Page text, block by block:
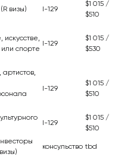
визы) I-129
$1 015 /
$510
искусстве,
спорте
I-129
$1 015 /
$530
артистов,
I-129
$1 015 /
$510
I-129
$1 015 /
$510
консульство tbd